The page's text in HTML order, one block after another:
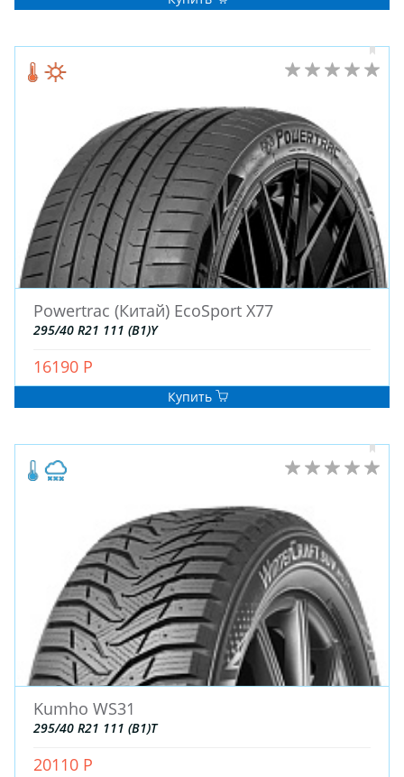
Powertrac (Китай) EcoSport X77
295/40 R21 111 (B1)Y
16190 Р
Купить
Kumho WS31
295/40 R21 111 (B1)T
20110 Р